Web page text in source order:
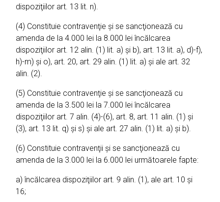
dispoziţiilor art. 13 lit. n).
(4) Constituie contravenţie şi se sancţionează cu
amenda de la 4.000 lei la 8.000 lei încălcarea
dispoziţiilor art. 12 alin. (1) lit. a) şi b), art. 13 lit. a), d)-f),
h)-m) şi o), art. 20, art. 29 alin. (1) lit. a) şi ale art. 32
alin. (2).
(5) Constituie contravenţie şi se sancţionează cu
amenda de la 3.500 lei la 7.000 lei încălcarea
dispoziţiilor art. 7 alin. (4)-(6), art. 8, art. 11 alin. (1) şi
(3), art. 13 lit. q) şi s) şi ale art. 27 alin. (1) lit. a) şi b).
(6) Constituie contravenţii şi se sancţionează cu
amenda de la 3.000 lei la 6.000 lei următoarele fapte:
a) încălcarea dispoziţiilor art. 9 alin. (1), ale art. 10 şi
16;